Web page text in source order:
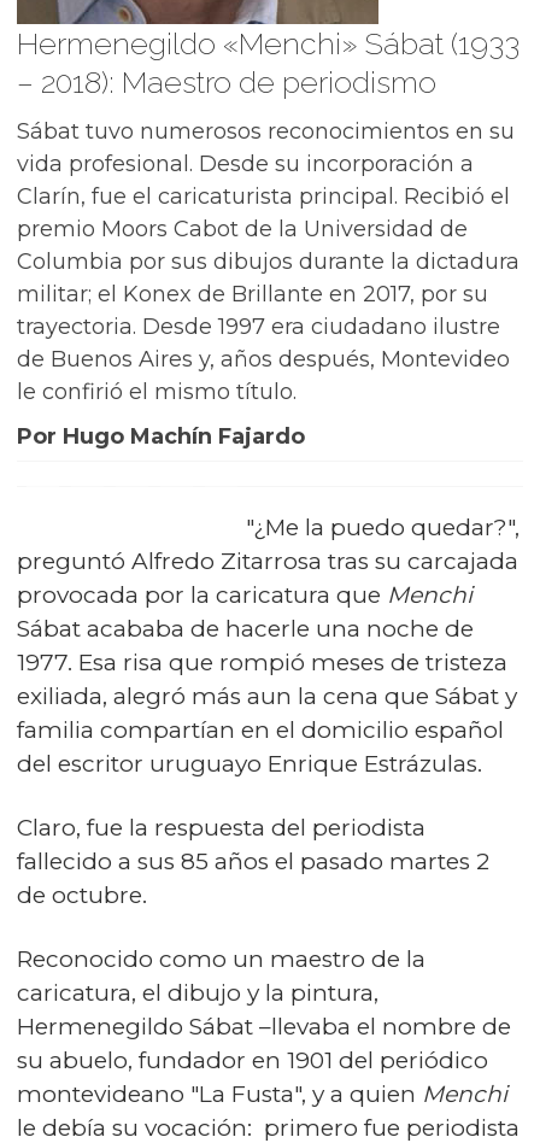
Hermenegildo «Menchi» Sábat (1933
– 2018): Maestro de periodismo
Sábat tuvo numerosos reconocimientos en su
vida profesional. Desde su incorporación a
Clarín, fue el caricaturista principal. Recibió el
premio Moors Cabot de la Universidad de
Columbia por sus dibujos durante la dictadura
militar; el Konex de Brillante en 2017, por su
trayectoria. Desde 1997 era ciudadano ilustre
de Buenos Aires y, años después, Montevideo
le confirió el mismo título.
Por Hugo Machín Fajardo
"¿Me la puedo quedar?",
preguntó Alfredo Zitarrosa tras su carcajada
provocada por la caricatura que Menchi
Sábat acababa de hacerle una noche de
1977. Esa risa que rompió meses de tristeza
exiliada, alegró más aun la cena que Sábat y
familia compartían en el domicilio español
del escritor uruguayo Enrique Estrázulas.
Claro, fue la respuesta del periodista
fallecido a sus 85 años el pasado martes 2
de octubre.
Reconocido como un maestro de la
caricatura, el dibujo y la pintura,
Hermenegildo Sábat –llevaba el nombre de
su abuelo, fundador en 1901 del periódico
montevideano "La Fusta", y a quien Menchi
le debía su vocación: primero fue periodista